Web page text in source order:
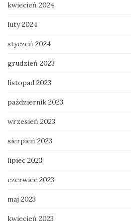
kwiecień 2024
luty 2024
styczeń 2024
grudzień 2023
listopad 2023
październik 2023
wrzesień 2023
sierpień 2023
lipiec 2023
czerwiec 2023
maj 2023
kwiecień 2023